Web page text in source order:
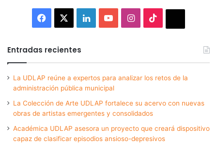
Facebook LinkedInYouTubeInstagram
Entradas recientes
La UDLAP reúne a expertos para analizar los retos de la
administración pública municipal
La Colección de Arte UDLAP fortalece su acervo con nuevas
obras de artistas emergentes y consolidados
Académica UDLAP asesora un proyecto que creará dispositivo
capaz de clasificar episodios ansioso-depresivos